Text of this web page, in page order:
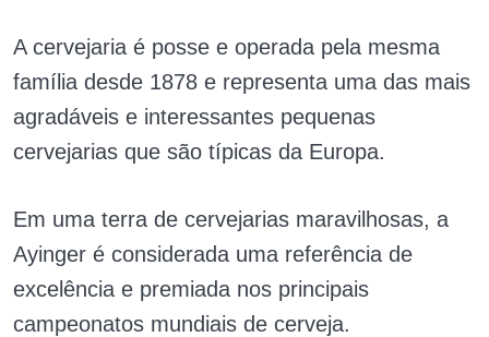
A cervejaria é posse e operada pela mesma
família desde 1878 e representa uma das mais
agradáveis e interessantes pequenas
cervejarias que são típicas da Europa.
Em uma terra de cervejarias maravilhosas, a
Ayinger é considerada uma referência de
excelência e premiada nos principais
campeonatos mundiais de cerveja.